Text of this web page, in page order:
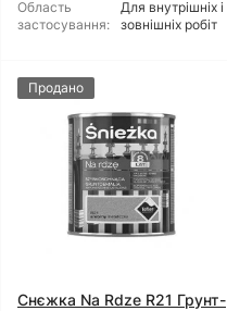
Область
застосування:
Для внутрішніх і
зовнішніх робіт
Продано
Снєжка Na Rdze R21 Грунт-